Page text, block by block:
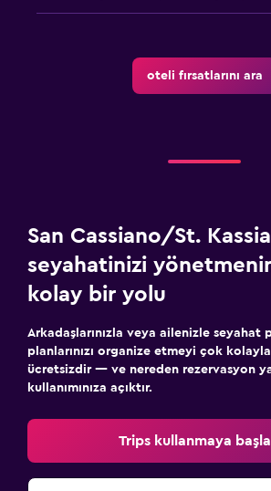
oteli fırsatlarını ara
San Cassiano/St.
seyahatinizi
kolay bir yolu
Arkadaşlarınızla veya ailenizle seyahat
planlarınızı organize etmeyi çok
ücretsizdir — ve nereden rezervasyon
kullanımınıza açıktır.
Trips kullanmaya